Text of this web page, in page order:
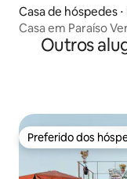
Casa de hóspedes ⋅
Casa em Paraíso
Outros
Preferido dos
Preferido dos